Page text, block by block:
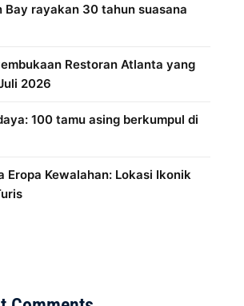
Bay rayakan 30 tahun suasana
Restoran Atlanta yang
2026
100 tamu asing berkumpul di
Eropa Kewalahan: Lokasi Ikonik